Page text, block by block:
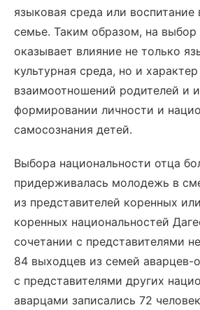
языковая среда или воспитание
семье. Таким образом, на выбор
оказывает влияние не только
культурная среда, но и характер
взаимоотношений родителей и
формировании личности и
самосознания детей.
Выбора национальности отца
придерживалась молодежь в
из представителей коренных
коренных национальностей
сочетании с представителями
84 выходцев из семей аварцев-
с представителями других
аварцами записались 72